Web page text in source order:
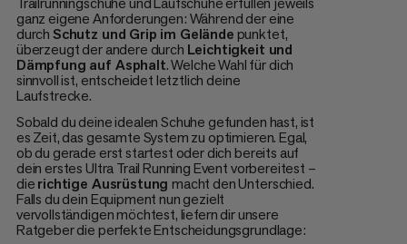
ganz eigene Anforderungen: Während der eine
durchSchutz und Grip im Geländepunktet,
überzeugt der andere durch Leichtigkeit und
Dämpfung auf Asphalt. Welche Wahl für dich
sinnvoll ist, entscheidet letztlich deine
Laufstrecke.
Sobald du deine idealen Schuhe gefunden hast, ist
es Zeit, das gesamte System zu optimieren. Egal,
ob du gerade erst startest oder dich bereits auf
dein erstes Ultra Trail Running Event vorbereitest –
dierichtige Ausrüstungmacht den Unterschied.
Falls du dein Equipment nun gezielt
vervollständigen möchtest, liefern dir unsere
Ratgeber die perfekte Entscheidungsgrundlage: